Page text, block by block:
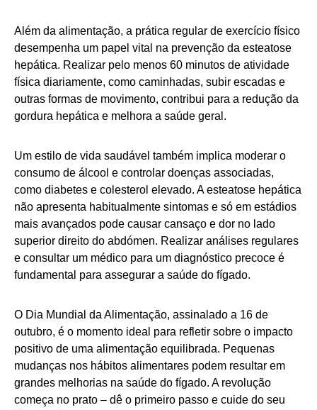
Além da alimentação, a prática regular de exercício físico
desempenha um papel vital na prevenção da esteatose
hepática. Realizar pelo menos 60 minutos de atividade
física diariamente, como caminhadas, subir escadas e
outras formas de movimento, contribui para a redução da
gordura hepática e melhora a saúde geral.
Um estilo de vida saudável também implica moderar o
consumo de álcool e controlar doenças associadas,
como diabetes e colesterol elevado. A esteatose hepática
não apresenta habitualmente sintomas e só em estádios
mais avançados pode causar cansaço e dor no lado
superior direito do abdómen. Realizar análises regulares
e consultar um médico para um diagnóstico precoce é
fundamental para assegurar a saúde do fígado.
O Dia Mundial da Alimentação, assinalado a 16 de
outubro, é o momento ideal para refletir sobre o impacto
positivo de uma alimentação equilibrada. Pequenas
mudanças nos hábitos alimentares podem resultar em
grandes melhorias na saúde do fígado. A revolução
começa no prato – dê o primeiro passo e cuide do seu